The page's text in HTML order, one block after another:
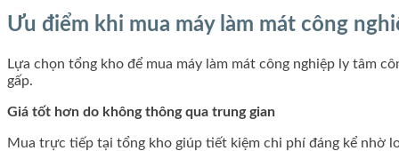
Ưu điểm khi mua máy làm mát công
Lựa chọn tổng kho để mua máy làm mát công nghiệp ly tâm
gấp.
Giá tốt hơn do không thông qua trung gian
Mua trực tiếp tại tổng kho giúp tiết kiệm chi phí đáng kể nhờ